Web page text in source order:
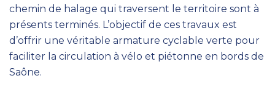
chemin de halage qui traversent le territoire sont à
présents terminés. L’objectif de ces travaux est
d’offrir une véritable armature cyclable verte pour
faciliter la circulation à vélo et piétonne en bords de
Saône.